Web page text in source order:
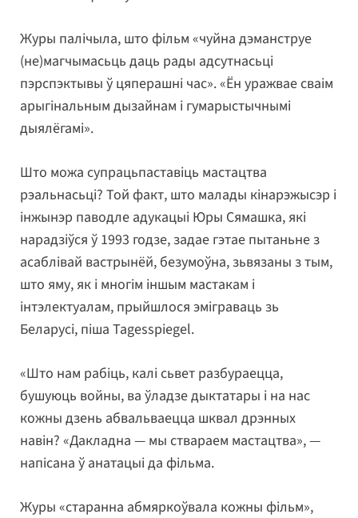
Журы палічыла, што фільм «чуйна дэманструе
(не)магчымасьць даць рады адсутнасьці
пэрспэктывы ў цяперашні час». «Ён уражвае сваім
арыгінальным дызайнам і гумарыстычнымі
дыялёгамі».
Што можа супрацьпаставіць мастацтва
рэальнасьці? Той факт, што малады кінарэжысэр і
інжынэр паводле адукацыі Юры Сямашка, які
нарадзіўся ў 1993 годзе, задае гэтае пытаньне з
асаблівай вастрынёй, безумоўна, зьвязаны з тым,
што яму, як і многім іншым мастакам і
інтэлектуалам, прыйшлося эміграваць зь
Беларусі, піша Tagesspiegel.
«Што нам рабіць, калі сьвет разбураецца,
бушуюць войны, ва ўладзе дыктатары і на нас
кожны дзень абвальваецца шквал дрэнных
навін? «Дакладна — мы ствараем мастацтва», —
напісана ў анатацыі да фільма.
Журы «старанна абмяркоўвала кожны фільм»,